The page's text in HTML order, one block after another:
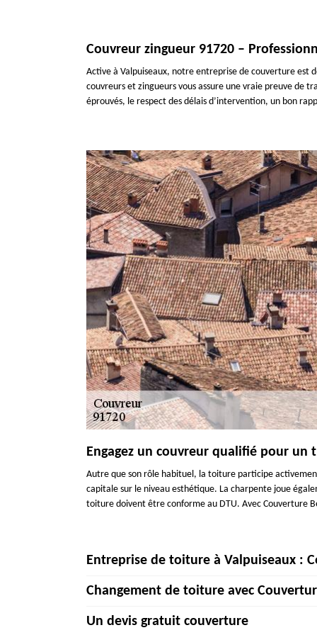
Couvreur zingueur 91720 –
Active à Valpuiseaux, notre entreprise de couverture est
couvreurs et zingueurs vous assure une vraie preuve de
éprouvés, le respect des délais d’intervention, un bon
Engagez un couvreur qualifié pour un
Autre que son rôle habituel, la toiture participe
capitale sur le niveau esthétique. La charpente joue
toiture doivent être conforme au DTU. Avec Couverture
Entreprise de toiture à Valpuiseaux :
Vous recherchez une entreprise de toiture à
soient vos besoins, nous sommes en mesure de réaliser
Changement de toiture avec
Une toiture a pour premier objectif de vous mettre à
Un devis gratuit couverture